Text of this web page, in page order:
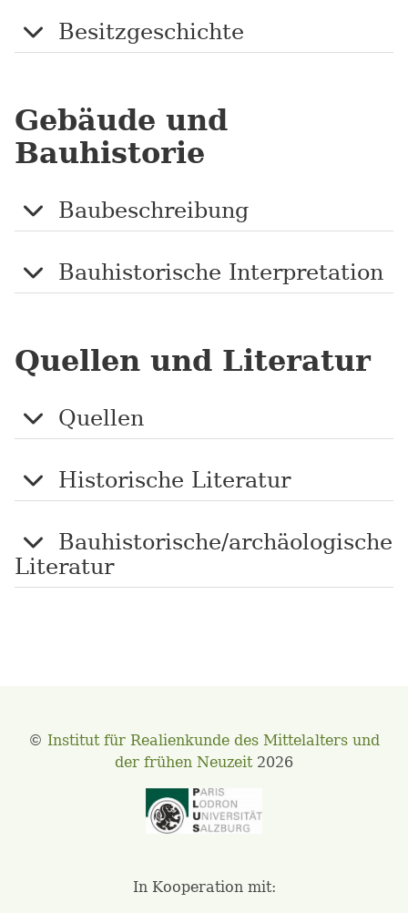
Besitzgeschichte
Gebäude und
Bauhistorie
Baubeschreibung
Bauhistorische Interpretation
Quellen und Literatur
Quellen
Historische Literatur
Bauhistorische/archäologische
Literatur
© Institut für Realienkunde des Mittelalters und
der frühen Neuzeit2026
In Kooperation mit: